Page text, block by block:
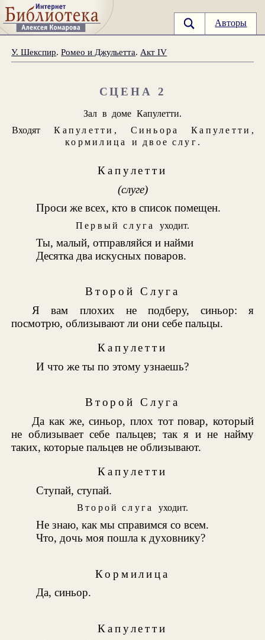
Авторы
У. Шекспир.Ромео и Джульетта. Акт IV
СЦЕНА 2
Зал в доме Капулетти.
ВходятКапулетти , Синьора Капулетти ,
кормилица
идвое слуг .
Капулетти
(слуге)
Проси же всех, кто в список помещен.
Первый слуга уходит.
Ты, малый, отправляйся и найми
Десятка два искусных поваров.
Второй Слуга
Я вам плохих не подберу, синьор: я
посмотрю, облизывают ли они себе пальцы.
Капулетти
И что же ты по этому узнаешь?
Второй Слуга
Да как же, синьор, плох тот повар, который
не облизывает себе пальцев; так я и не найму
таких, которые пальцев не облизывают.
Капулетти
Ступай, ступай.
Второй слуга уходит.
Не знаю, как мы справимся со всем.
Что, дочь моя пошла к духовнику?
Кормилица
Да, синьор.
Капулетти